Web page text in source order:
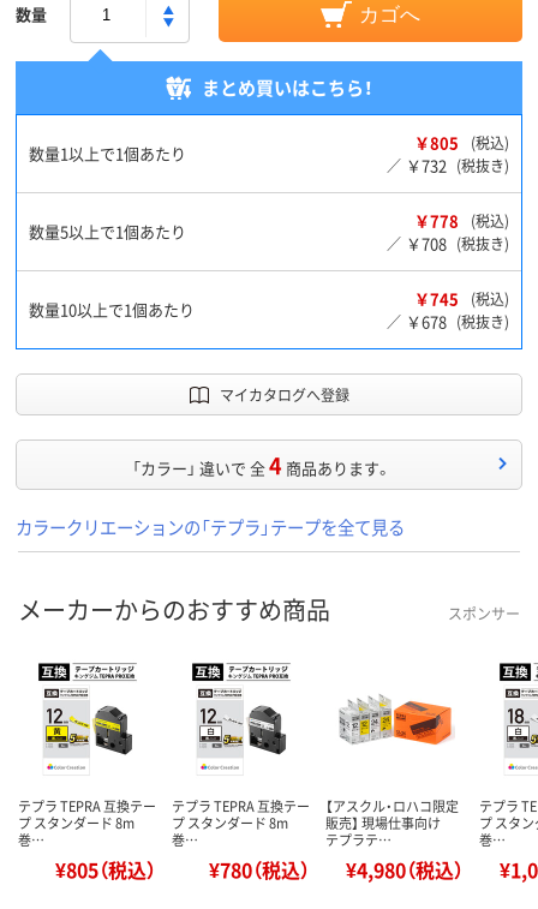
数量 カゴへ
まとめ買いはこちら！
数量1以上で1個あたり ￥805
(税込)
／ ￥732 (税抜き)
数量5以上で1個あたり ￥778
(税込)
／ ￥708 (税抜き)
数量10以上で1個あたり ￥745
(税込)
／ ￥678 (税抜き)
マイカタログへ登録
「カラー」 違いで 全4 商品あります。
カラークリエーションの「テプラ」テープを全て見る
メーカーからのおすすめ商品 スポンサー
テプラ TEPRA 互換テー
プ スタンダード 8m
巻…
¥805（税込）
テプラ TEPRA 互換テー
プ スタンダード 8m
巻…
¥780（税込）
【アスクル・ロハコ限定
販売】 現場仕事向け
テプラテ…
¥4,980（税込）
テプラ
プ スタ
巻…